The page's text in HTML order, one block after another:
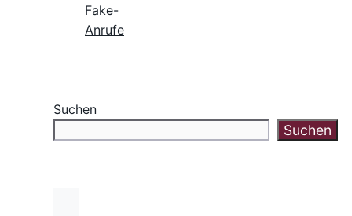
Fake-
Anrufe
Suchen
Suchen